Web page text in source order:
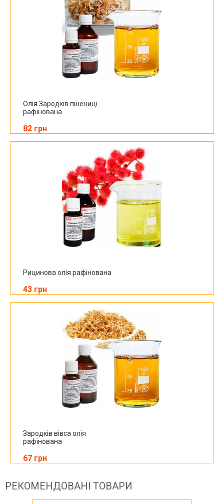
Олія Зародків пшениці
рафінована
82 грн
Рицинова олія рафінована
43 грн
Зародків вівса олія
рафінована
67 грн
РЕКОМЕНДОВАНІ ТОВАРИ